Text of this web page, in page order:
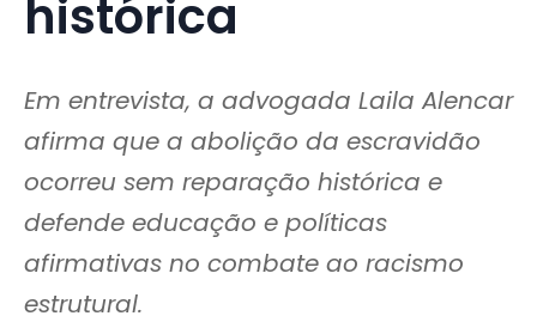
histórica
Em entrevista, a advogada Laila Alencar
afirma que a abolição da escravidão
ocorreu sem reparação histórica e
defende educação e políticas
afirmativas no combate ao racismo
estrutural.